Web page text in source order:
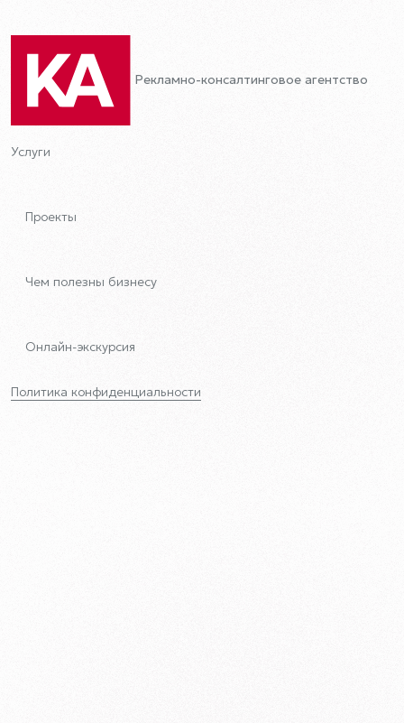
Рекламно-консалтинговое агентство
Услуги
Проекты
Чем полезны бизнесу
Онлайн-экскурсия
Политика конфиденциальности